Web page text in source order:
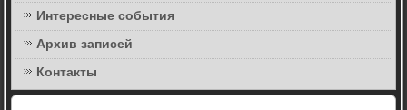
Интересные события
Архив записей
Контакты